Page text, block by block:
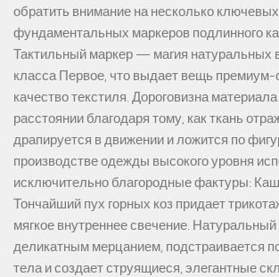
обратить внимание на несколько ключевых,
фундаментальных маркеров подлинного
Тактильный маркер — магия натуральных
класса Первое, что выдает вещь
качество текстиля. Дороговизна
расстоянии благодаря тому, как ткань
драпируется в движении и ложится по
производстве одежды высокого уровня
исключительно благородные фактуры:
Тончайший пух горных коз придает
мягкое внутреннее свечение.
деликатным мерцанием, подстраивается
тела и создает струящиеся, элегантные